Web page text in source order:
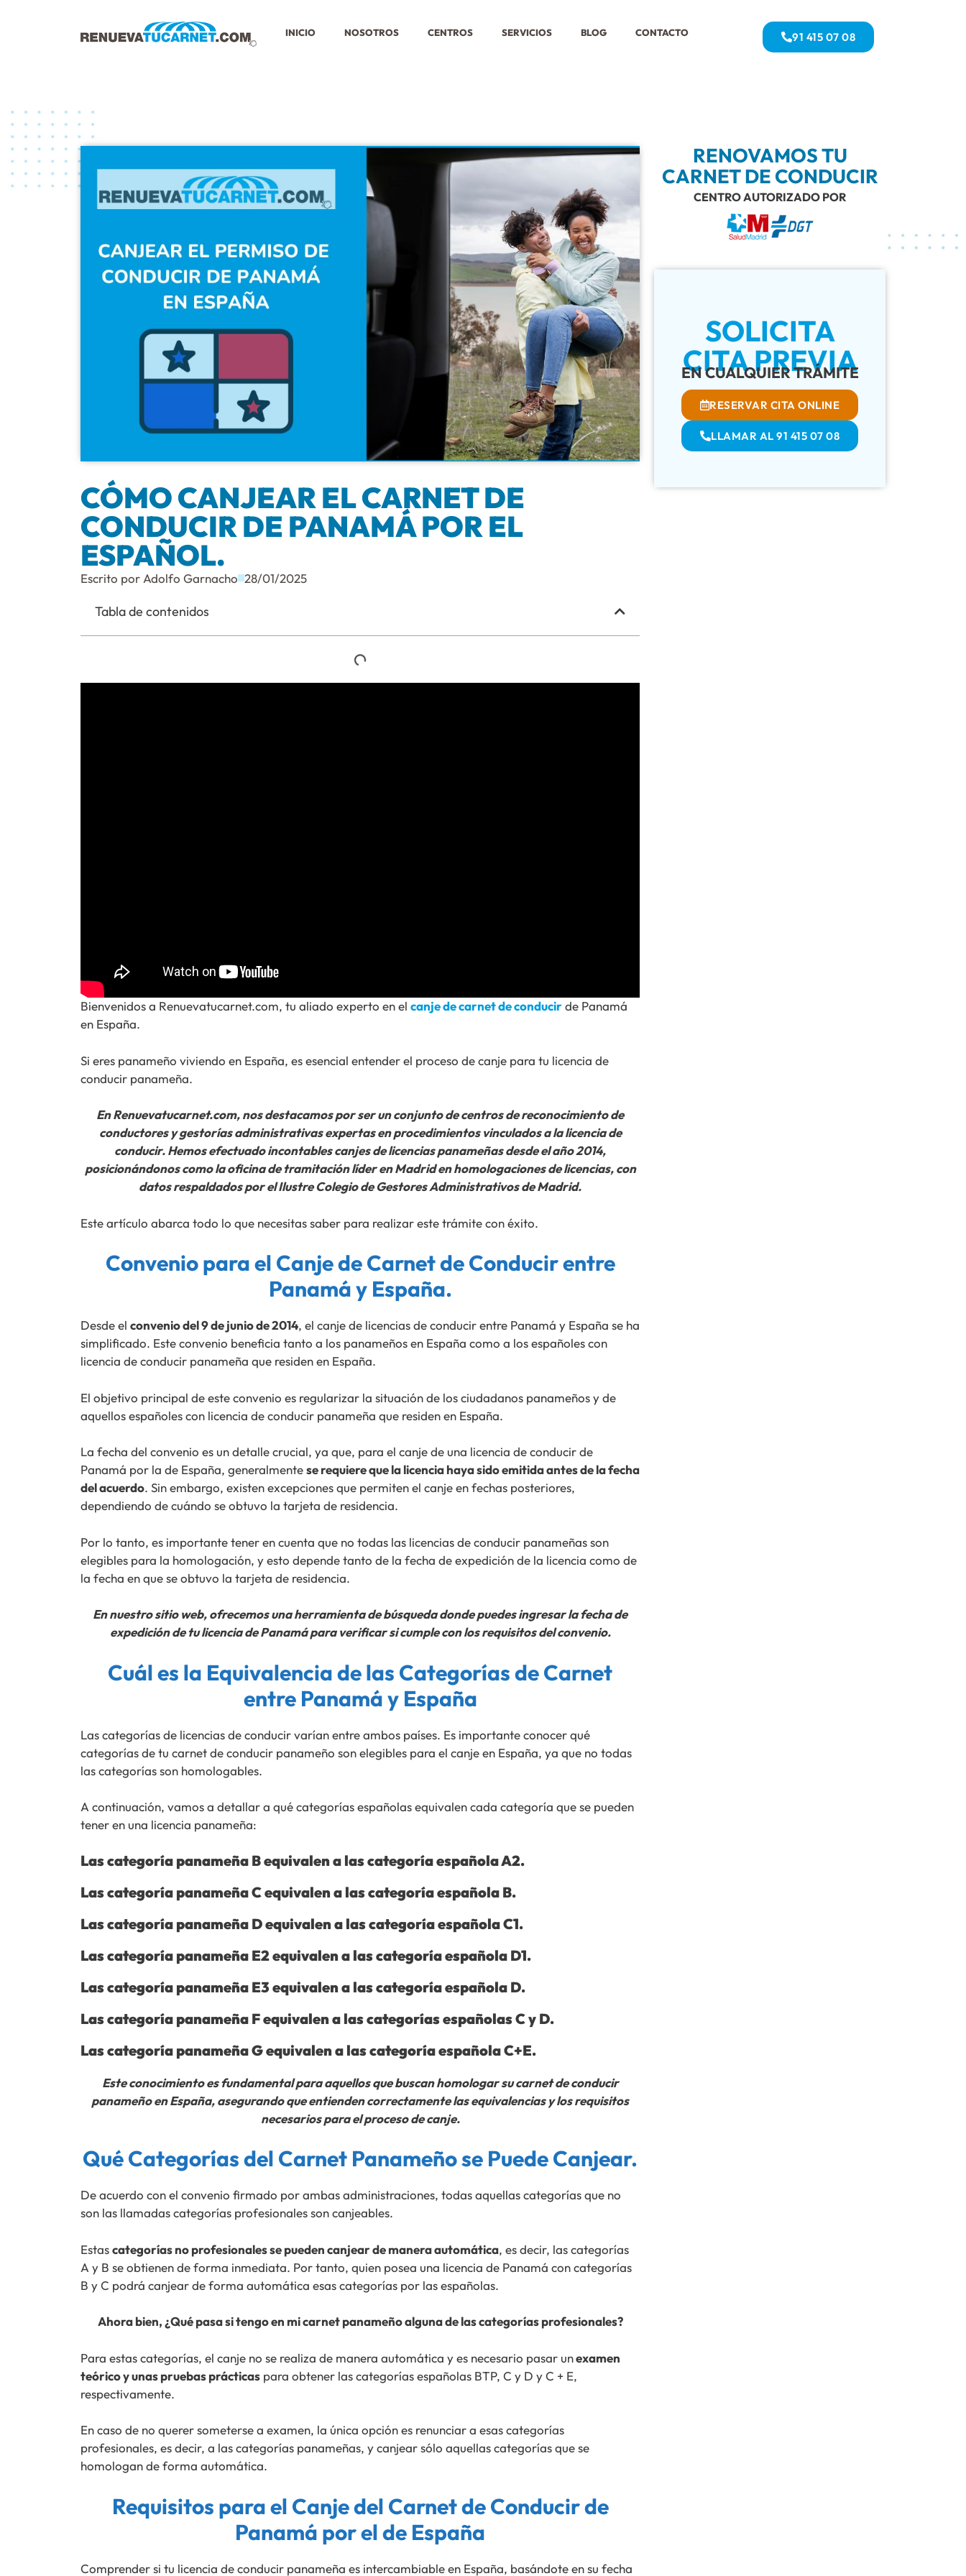
INICIO NOSOTROS CENTROS SERVICIOS BLOG CONTACTO 91 415 07 08
CÓMO CANJEAR EL CARNET DE
CONDUCIR DE PANAMÁ POR EL
ESPAÑOL.
Escrito por Adolfo Garnacho 28/01/2025
Tabla de contenidos
Bienvenidos a Renuevatucarnet.com, tu aliado experto en el canje de carnet de conducirde Panamá
en España.
Si eres panameño viviendo en España, es esencial entender el proceso de canje para tu licencia de
conducir panameña.
En Renuevatucarnet.com, nos destacamos por ser un conjunto de centros de reconocimiento de
conductores y gestorías administrativas expertas en procedimientos vinculados a la licencia de
conducir. Hemos efectuado incontables canjes de licencias panameñas desde el año 2014,
posicionándonos como la oficina de tramitación líder en Madrid en homologaciones de licencias, con
datos respaldados por el Ilustre Colegio de Gestores Administrativos de Madrid.
Este artículo abarca todo lo que necesitas saber para realizar este trámite con éxito.
Convenio para el Canje de Carnet de Conducir entre
Panamá y España.
Desde el convenio del 9 de junio de 2014, el canje de licencias de conducir entre Panamá y España se ha
simplificado. Este convenio beneficia tanto a los panameños en España como a los españoles con
licencia de conducir panameña que residen en España.
El objetivo principal de este convenio es regularizar la situación de los ciudadanos panameños y de
aquellos españoles con licencia de conducir panameña que residen en España.
La fecha del convenio es un detalle crucial, ya que, para el canje de una licencia de conducir de
Panamá por la de España, generalmentese requiere que la licencia haya sido emitida antes de la fecha
del acuerdo. Sin embargo, existen excepciones que permiten el canje en fechas posteriores,
dependiendo de cuándo se obtuvo la tarjeta de residencia.
Por lo tanto, es importante tener en cuenta que no todas las licencias de conducir panameñas son
elegibles para la homologación, y esto depende tanto de la fecha de expedición de la licencia como de
la fecha en que se obtuvo la tarjeta de residencia.
En nuestro sitio web, ofrecemos una herramienta de búsqueda donde puedes ingresar la fecha de
expedición de tu licencia de Panamá para verificar si cumple con los requisitos del convenio.
Cuál es la Equivalencia de las Categorías de Carnet
entre Panamá y España
Las categorías de licencias de conducir varían entre ambos países. Es importante conocer qué
categorías de tu carnet de conducir panameño son elegibles para el canje en España, ya que no todas
las categorías son homologables.
A continuación, vamos a detallar a qué categorías españolas equivalen cada categoría que se pueden
tener en una licencia panameña:
Las categoría panameña B equivalen a las categoría española A2.
Las categoría panameña C equivalen a las categoría española B.
Las categoría panameña D equivalen a las categoría española C1.
Las categoría panameña E2 equivalen a las categoría española D1.
Las categoría panameña E3 equivalen a las categoría española D.
Las categoría panameña F equivalen a las categorías españolas C y D.
Las categoría panameña G equivalen a las categoría española C+E.
Este conocimiento es fundamental para aquellos que buscan homologar su carnet de conducir
panameño en España, asegurando que entienden correctamente las equivalencias y los requisitos
necesarios para el proceso de canje.
Qué Categorías del Carnet Panameño se Puede Canjear.
De acuerdo con el convenio firmado por ambas administraciones, todas aquellas categorías que no
son las llamadas categorías profesionales son canjeables.
Estascategorías no profesionales se pueden canjear de manera automática, es decir, las categorías
A y B se obtienen de forma inmediata. Por tanto, quien posea una licencia de Panamá con categorías
B y C podrá canjear de forma automática esas categorías por las españolas.
Ahora bien, ¿Qué pasa si tengo en mi carnet panameño alguna de las categorías profesionales?
Para estas categorías, el canje no se realiza de manera automática y es necesario pasar unexamen
teórico y unas pruebas prácticas para obtener las categorías españolas BTP, C y D y C + E,
respectivamente.
En caso de no querer someterse a examen, la única opción es renunciar a esas categorías
profesionales, es decir, a las categorías panameñas, y canjear sólo aquellas categorías que se
homologan de forma automática.
Requisitos para el Canje del Carnet de Conducir de
Panamá por el de España
Comprender si tu licencia de conducir panameña es intercambiable en España, basándote en su fecha
RENOVAMOS TU
CARNET DE CONDUCIR
CENTRO AUTORIZADO POR
SOLICITA
CITA PREVIA
EN CUALQUIER TRÁMITE
RESERVAR CITA ONLINE
LLAMAR AL 91 415 07 08